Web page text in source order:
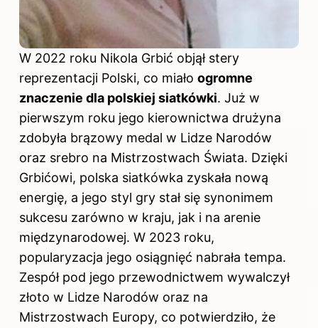
W 2022 roku Nikola Grbić objął stery
reprezentacji Polski, co miało ogromne
znaczenie dla polskiej siatkówki. Już w
pierwszym roku jego kierownictwa drużyna
zdobyła brązowy medal w Lidze Narodów
oraz srebro na Mistrzostwach Świata. Dzięki
Grbićowi, polska siatkówka zyskała nową
energię, a jego styl gry stał się synonimem
sukcesu zarówno w kraju, jak i na arenie
międzynarodowej. W 2023 roku,
popularyzacja jego osiągnięć nabrała tempa.
Zespół pod jego przewodnictwem wywalczył
złoto w Lidze Narodów oraz na
Mistrzostwach Europy, co potwierdziło, że